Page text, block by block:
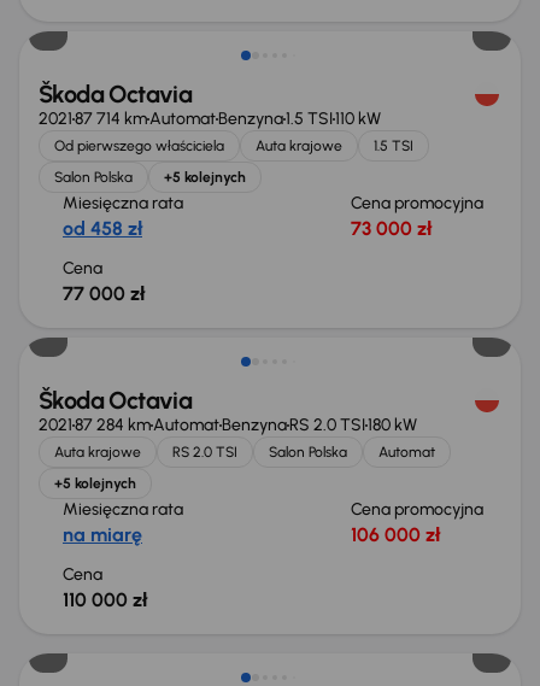
Škoda Octavia
202187 714 kmAutomatBenzyna1.5 TSI110 kW
Od pierwszego właściciela Auta krajowe
1.5 TSI
Salon Polska
+5 kolejnych
Miesięczna rata
od 458 zł
Cena promocyjna
73 000 zł
Cena
77 000 zł
Škoda Octavia
202187 284 kmAutomatBenzynaRS 2.0 TSI180 kW
Auta krajowe RS 2.0 TSI Salon Polska
Automat
+5 kolejnych
Miesięczna rata
na miarę
Cena promocyjna
106 000 zł
Cena
110 000 zł